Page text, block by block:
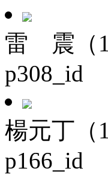
雷 震（
p308_id
楊元丁（
p166_id